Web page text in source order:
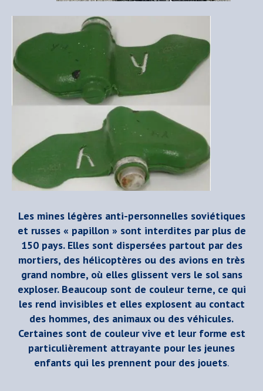
Les mines légères anti-personnelles soviétiques
et russes « papillon » sont interdites par plus de
150 pays. Elles sont dispersées partout par des
mortiers, des hélicoptères ou des avions en très
grand nombre, où elles glissent vers le sol sans
exploser. Beaucoup sont de couleur terne, ce qui
les rend invisibles et elles explosent au contact
des hommes, des animaux ou des véhicules.
Certaines sont de couleur vive et leur forme est
particulièrement attrayante pour les jeunes
enfants qui les prennent pour des jouets.